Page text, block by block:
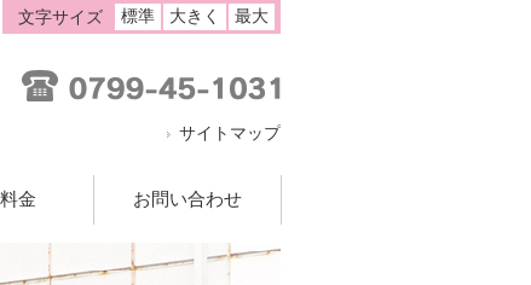
最大
大きく
標準
文字サイズ
サイトマップ
金 お問い合わせ